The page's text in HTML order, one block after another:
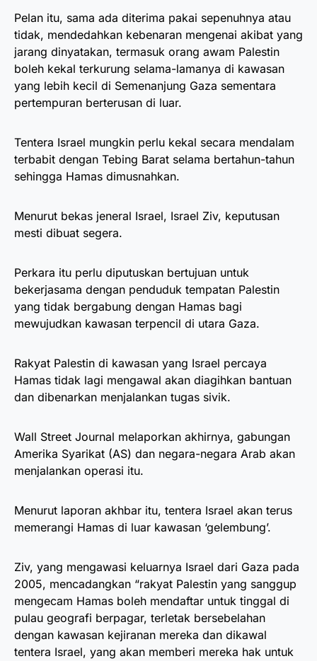
Pelan itu, sama ada diterima pakai sepenuhnya atau
tidak, mendedahkan kebenaran mengenai akibat yang
jarang dinyatakan, termasuk orang awam Palestin
boleh kekal terkurung selama-lamanya di kawasan
yang lebih kecil di Semenanjung Gaza sementara
pertempuran berterusan di luar.
Tentera Israel mungkin perlu kekal secara mendalam
terbabit dengan Tebing Barat selama bertahun-tahun
sehingga Hamas dimusnahkan.
Menurut bekas jeneral Israel, Israel Ziv, keputusan
mesti dibuat segera.
Perkara itu perlu diputuskan bertujuan untuk
bekerjasama dengan penduduk tempatan Palestin
yang tidak bergabung dengan Hamas bagi
mewujudkan kawasan terpencil di utara Gaza.
Rakyat Palestin di kawasan yang Israel percaya
Hamas tidak lagi mengawal akan diagihkan bantuan
dan dibenarkan menjalankan tugas sivik.
Wall Street Journal melaporkan akhirnya, gabungan
Amerika Syarikat (AS) dan negara-negara Arab akan
menjalankan operasi itu.
Menurut laporan akhbar itu, tentera Israel akan terus
memerangi Hamas di luar kawasan ‘gelembung’.
Ziv, yang mengawasi keluarnya Israel dari Gaza pada
2005, mencadangkan “rakyat Palestin yang sanggup
mengecam Hamas boleh mendaftar untuk tinggal di
pulau geografi berpagar, terletak bersebelahan
dengan kawasan kejiranan mereka dan dikawal
tentera Israel, yang akan memberi mereka hak untuk